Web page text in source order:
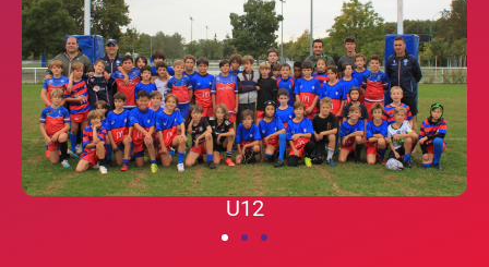
U8
U12
U10
U8
U12